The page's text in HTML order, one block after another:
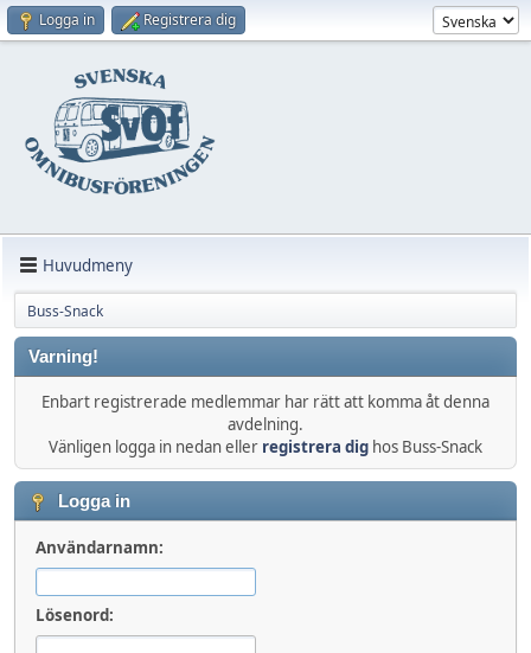
Logga in Registrera dig
Huvudmeny
Buss-Snack
Varning!
Enbart registrerade medlemmar har rätt att komma åt denna
avdelning.
Vänligen logga in nedan eller registrera dig hos Buss-Snack
Logga in
Användarnamn:
Lösenord: